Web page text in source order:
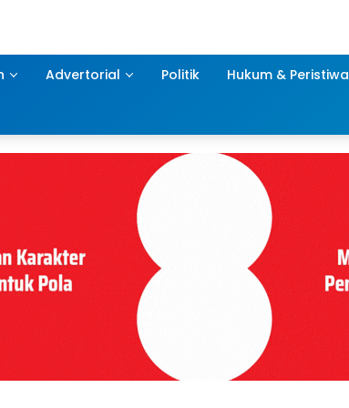
Advertorial Politik Hukum & Peristiwa